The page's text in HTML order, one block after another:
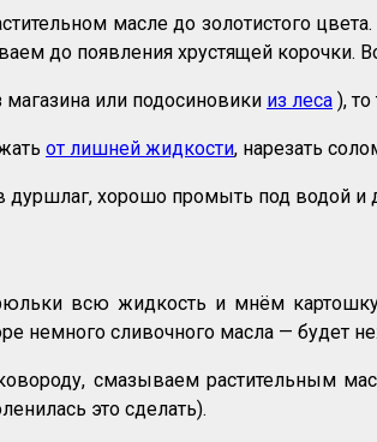
масле до золотистого
до появления хрустящей корочки.
или подосиновики из леса ),
от лишней жидкости, нарезать
хорошо промыть под водой и
всю жидкость и мнём
немного сливочного масла — будет
смазываем растительным
это сделать).